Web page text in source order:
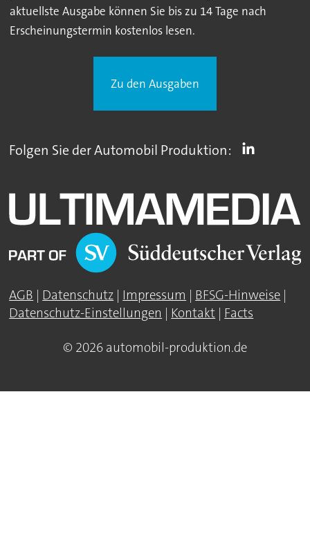
aktuellste Ausgabe können Sie bis zu 14 Tage nach
Erscheinungstermin kostenlos lesen.
Zu den Ausgaben
Folgen Sie der Automobil Produktion:
AGB | Datenschutz | Impressum | BFSG-Hinweise |
Datenschutz-Einstellungen | Kontakt | Facts
© 2026 automobil-produktion.de